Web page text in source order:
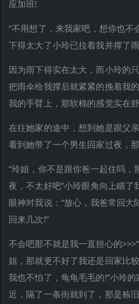
应加班!
“不用想了，来我家吧，想你也不
下得太大了小玲已拉着我并撑了
因为雨下得实在太大，而小玲的
把雨伞给我撑后就紧紧的挽着我
我的手臂上，那软棉的感觉实在
在往她家的途中，想到她是跟父
看到她带了一个男生回家过夜，
“玲姐，你不是跟你爸一起住吗，
夜，不太好吧”小玲眼角向上瞄了
眼神对我说：“放心，我爸常回大
回来几次!”
不会吧那不就是我一直担心的
姐，那就更不好了我还是回家比
我也不怕了，龟龟毛毛的!”小玲
近，隔了一条街就到了，那是栋